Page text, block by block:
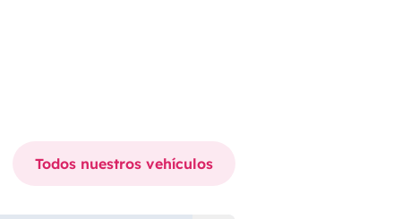
Todos nuestros vehículos